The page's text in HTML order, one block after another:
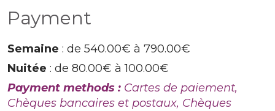
Payment
Semaine : de 540.00€ à 790.00€
Nuitée : de 80.00€ à 100.00€
Payment methods : Cartes de paiement,
Chèques bancaires et postaux, Chèques